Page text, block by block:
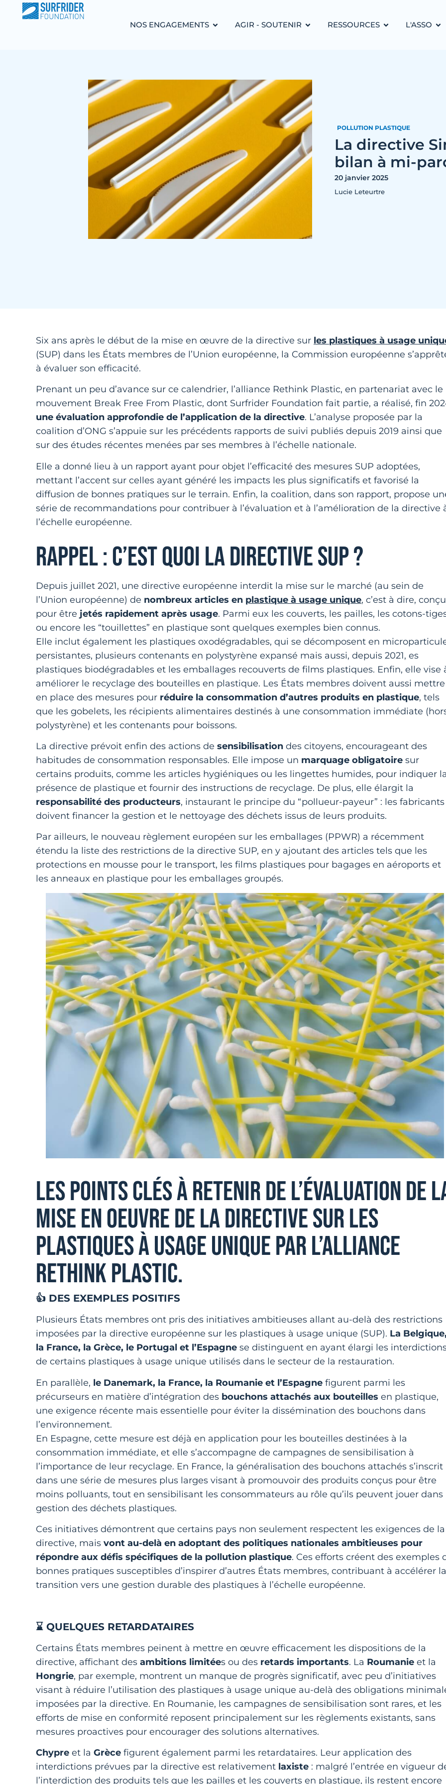
NOS ENGAGEMENTS AGIR - SOUTENIR RESSOURCES L'ASSO
POLLUTION PLASTIQUE
La directive
bilan à mi-
20 janvier 2025
Lucie Leteurtre
Six ans après le début de la mise en œuvre de la directive sur les plastiques à usage
(SUP) dans les États membres de l’Union européenne, la Commission européenne
à évaluer son efficacité.
Prenant un peu d’avance sur ce calendrier, l’alliance Rethink Plastic, en partenariat avec le
mouvement Break Free From Plastic, dont Surfrider Foundation fait partie, a réalisé, fin
une évaluation approfondie de l’application de la directive. L’analyse proposée par la
coalition d’ONG s’appuie sur les précédents rapports de suivi publiés depuis 2019 ainsi que
sur des études récentes menées par ses membres à l’échelle nationale.
Elle a donné lieu à un rapport ayant pour objet l’efficacité des mesures SUP adoptées,
mettant l’accent sur celles ayant généré les impacts les plus significatifs et favorisé la
diffusion de bonnes pratiques sur le terrain. Enfin, la coalition, dans son rapport, propose
série de recommandations pour contribuer à l’évaluation et à l’amélioration de la directive
l’échelle européenne.
RAPPEL : C’EST QUOI LA DIRECTIVE SUP ?
Depuis juillet 2021, une directive européenne interdit la mise sur le marché (au sein de
l’Union européenne) de nombreux articles en plastique à usage unique, c’est à dire,
pour être jetés rapidement après usage. Parmi eux les couverts, les pailles, les cotons-
ou encore les “touillettes” en plastique sont quelques exemples bien connus.
Elle inclut également les plastiques oxodégradables, qui se décomposent en
persistantes, plusieurs contenants en polystyrène expansé mais aussi, depuis 2021, es
plastiques biodégradables et les emballages recouverts de films plastiques. Enfin, elle vise
améliorer le recyclage des bouteilles en plastique. Les États membres doivent aussi mettre
en place des mesures pour réduire la consommation d’autres produits en plastique, tels
que les gobelets, les récipients alimentaires destinés à une consommation immédiate
polystyrène) et les contenants pour boissons.
La directive prévoit enfin des actions de sensibilisation des citoyens, encourageant des
habitudes de consommation responsables. Elle impose un marquage obligatoire sur
certains produits, comme les articles hygiéniques ou les lingettes humides, pour indiquer
présence de plastique et fournir des instructions de recyclage. De plus, elle élargit la
responsabilité des producteurs, instaurant le principe du “pollueur-payeur” : les fabricants
doivent financer la gestion et le nettoyage des déchets issus de leurs produits.
Par ailleurs, le nouveau règlement européen sur les emballages (PPWR) a récemment
étendu la liste des restrictions de la directive SUP, en y ajoutant des articles tels que les
protections en mousse pour le transport, les films plastiques pour bagages en aéroports et
les anneaux en plastique pour les emballages groupés.
LES POINTS CLÉS À RETENIR DE L’ÉVALUATION DE
MISE EN OEUVRE DE LA DIRECTIVE SUR LES
PLASTIQUES À USAGE UNIQUE PAR L’ALLIANCE
RETHINK PLASTIC.
👍 DES EXEMPLES POSITIFS
Plusieurs États membres ont pris des initiatives ambitieuses allant au-delà des restrictions
imposées par la directive européenne sur les plastiques à usage unique (SUP). La
la France, la Grèce, le Portugal et l’Espagne se distinguent en ayant élargi les
de certains plastiques à usage unique utilisés dans le secteur de la restauration.
En parallèle, le Danemark, la France, la Roumanie et l’Espagne figurent parmi les
précurseurs en matière d’intégration des bouchons attachés aux bouteilles en plastique,
une exigence récente mais essentielle pour éviter la dissémination des bouchons dans
l’environnement.
En Espagne, cette mesure est déjà en application pour les bouteilles destinées à la
consommation immédiate, et elle s’accompagne de campagnes de sensibilisation à
l’importance de leur recyclage. En France, la généralisation des bouchons attachés s’inscrit
dans une série de mesures plus larges visant à promouvoir des produits conçus pour être
moins polluants, tout en sensibilisant les consommateurs au rôle qu’ils peuvent jouer dans
gestion des déchets plastiques.
Ces initiatives démontrent que certains pays non seulement respectent les exigences de la
directive, mais vont au-delà en adoptant des politiques nationales ambitieuses pour
répondre aux défis spécifiques de la pollution plastique. Ces efforts créent des exemples
bonnes pratiques susceptibles d’inspirer d’autres États membres, contribuant à accélérer la
transition vers une gestion durable des plastiques à l’échelle européenne.
⌛ QUELQUES RETARDATAIRES
Certains États membres peinent à mettre en œuvre efficacement les dispositions de la
directive, affichant des ambitions limitées ou des retards importants. La Roumanie et la
Hongrie, par exemple, montrent un manque de progrès significatif, avec peu d’initiatives
visant à réduire l’utilisation des plastiques à usage unique au-delà des obligations
imposées par la directive. En Roumanie, les campagnes de sensibilisation sont rares, et les
efforts de mise en conformité reposent principalement sur les règlements existants, sans
mesures proactives pour encourager des solutions alternatives.
Chypre et la Grèce figurent également parmi les retardataires. Leur application des
interdictions prévues par la directive est relativement laxiste : malgré l’entrée en vigueur
l’interdiction des produits tels que les pailles et les couverts en plastique, ils restent encore